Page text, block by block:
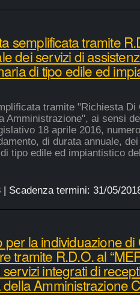
semplificata tramite
dei servizi di
di tipo edile ed
tramite "Richiesta
Amministrazione", ai sensi
18 aprile 2016,
di durata annuale,
tipo edile ed impiantistico
| Scadenza termini: 31/05/
per la individuazione
tramite R.D.O. al
integrati di
Amministrazione